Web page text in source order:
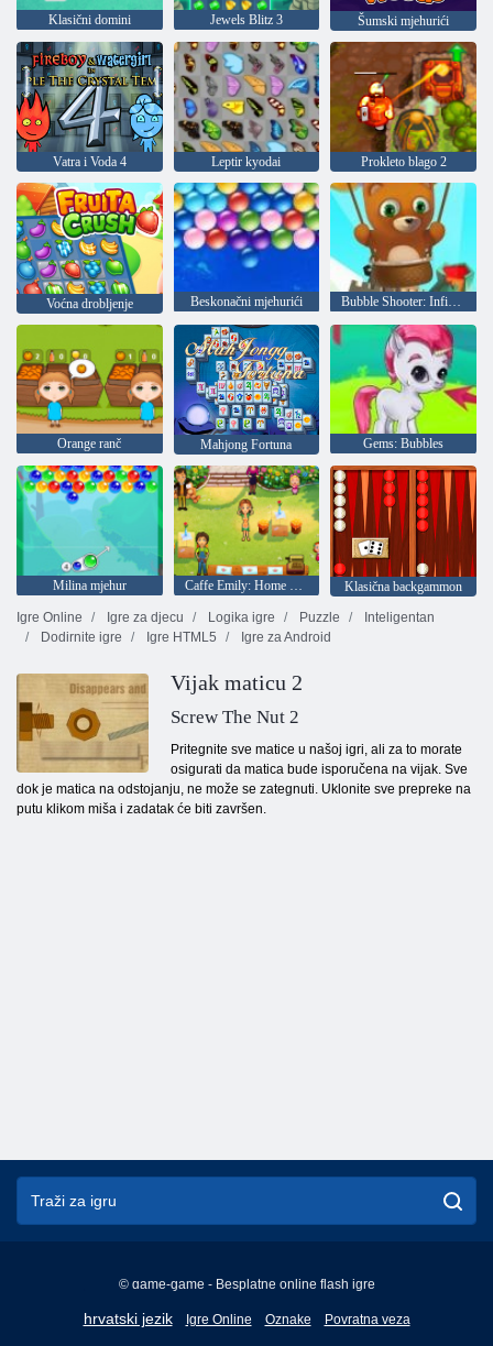
Klasični domini Jewels Blitz 3 Šumski mjehurići
Vatra i Voda 4 Leptir kyodai Prokleto blago 2
Voćna drobljenje Beskonačni mjehurići Bubble Shooter: Infinity
Orange ranč Mahjong Fortuna Gems: Bubbles
Milina mjehur Caffe Emily: Home Sweet Home
Klasična backgammon
Igre Online
Igre za djecu Logika igre Puzzle
Inteligentan
Dodirnite igre
Igre HTML5 Igre za Android
Vijak maticu 2
Screw The Nut 2
Pritegnite sve matice u našoj igri, ali za to morate
osigurati da matica bude isporučena na vijak. Sve
dok je matica na odstojanju, ne može se zategnuti. Uklonite sve prepreke na
putu klikom miša i zadatak će biti završen.
© game-game - Besplatne online flash igre
hrvatski jezik
English
Igre Online Oznake Povratna veza